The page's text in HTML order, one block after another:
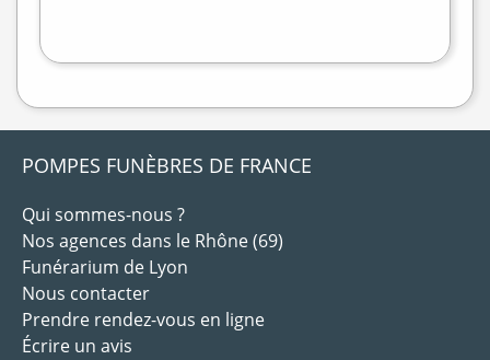
POMPES FUNÈBRES DE FRANCE
Qui sommes-nous ?
Nos agences dans le Rhône (69)
Funérarium de Lyon
Nous contacter
Prendre rendez-vous en ligne
Écrire un avis